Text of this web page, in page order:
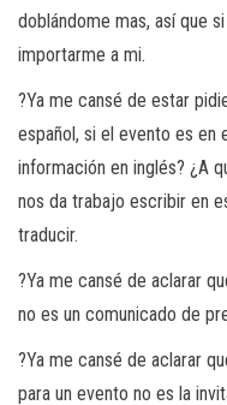
doblándome mas, así que
importarme a mi.
?Ya me cansé de estar
español, si el evento es en
información en inglés? ¿A
nos da trabajo escribir en
traducir.
?Ya me cansé de aclarar
no es un comunicado de
?Ya me cansé de aclarar
para un evento no es la